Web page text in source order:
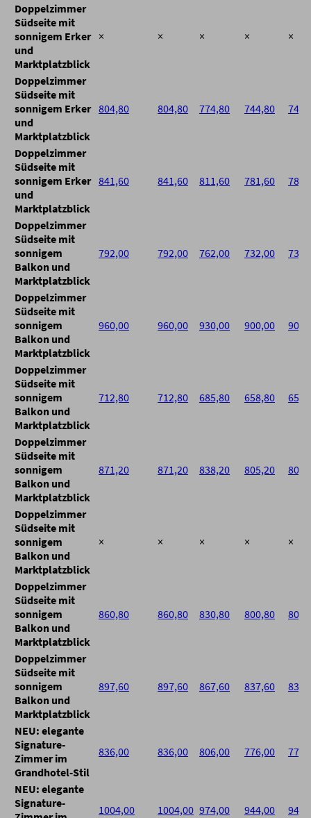
Doppelzimmer
Südseite mit
sonnigem Erker
und
Marktplatzblick
× × × × ×
Doppelzimmer
Südseite mit
sonnigem Erker
und
Marktplatzblick
804,80 804,80 774,80 744,80
Doppelzimmer
Südseite mit
sonnigem Erker
und
Marktplatzblick
841,60 841,60 811,60 781,60
Doppelzimmer
Südseite mit
sonnigem
Balkon und
Marktplatzblick
792,00 792,00 762,00 732,00
Doppelzimmer
Südseite mit
sonnigem
Balkon und
Marktplatzblick
960,00 960,00 930,00 900,00
Doppelzimmer
Südseite mit
sonnigem
Balkon und
Marktplatzblick
712,80 712,80 685,80 658,80
Doppelzimmer
Südseite mit
sonnigem
Balkon und
Marktplatzblick
871,20 871,20 838,20 805,20
Doppelzimmer
Südseite mit
sonnigem
Balkon und
Marktplatzblick
× × × × ×
Doppelzimmer
Südseite mit
sonnigem
Balkon und
Marktplatzblick
860,80 860,80 830,80 800,80
Doppelzimmer
Südseite mit
sonnigem
Balkon und
Marktplatzblick
897,60 897,60 867,60 837,60
NEU: elegante
Signature-
Zimmer im
Grandhotel-Stil
836,00 836,00 806,00 776,00
NEU: elegante
Signature-
1004,00 1004,00 974,00 944,00